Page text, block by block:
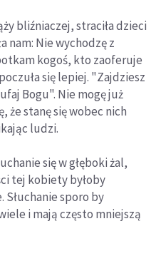
bliźniaczej, straciła dzieci
nam: Nie wychodzę z
kogoś, kto zaoferuje
się lepiej. "Zajdziesz
Bogu". Nie mogę już
że stanę się wobec nich
ludzi.
się w głęboki żal,
tej kobiety byłoby
sporo by
i mają często mniejszą